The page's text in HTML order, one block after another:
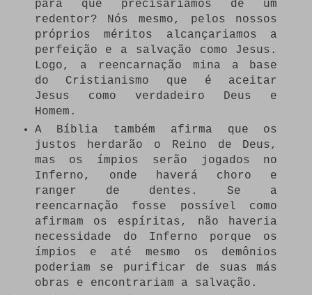
para que precisaríamos de um
redentor? Nós mesmo, pelos nossos
próprios méritos alcançariamos a
perfeição e a salvação como Jesus.
Logo, a reencarnação mina a base
do Cristianismo que é aceitar
Jesus como verdadeiro Deus e
Homem.
A Bíblia também afirma que os
justos herdarão o Reino de Deus,
mas os ímpios serão jogados no
Inferno, onde haverá choro e
ranger de dentes. Se a
reencarnação fosse possível como
afirmam os espíritas, não haveria
necessidade do Inferno porque os
ímpios e até mesmo os demônios
poderiam se purificar de suas más
obras e encontrariam a salvação.